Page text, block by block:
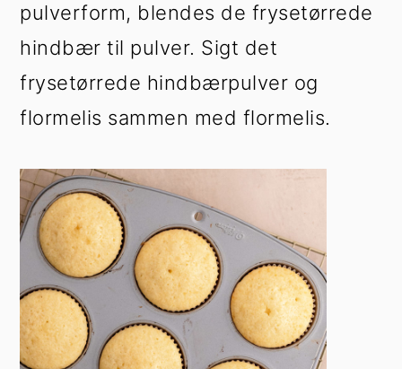
pulverform, blendes de frysetørrede
hindbær til pulver. Sigt det
frysetørrede hindbærpulver og
flormelis sammen med flormelis.